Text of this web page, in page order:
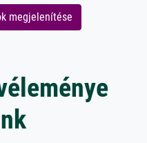
megjelenítése